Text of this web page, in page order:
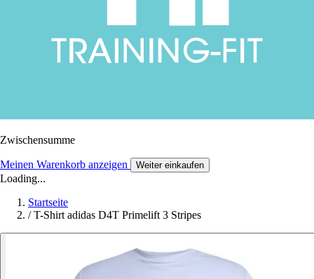
Zwischensumme
Meinen Warenkorb anzeigen Weiter einkaufen
Loading...
Startseite
/ T-Shirt adidas D4T Primelift 3 Stripes